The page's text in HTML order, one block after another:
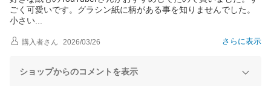
ごく可愛いです。グラシン紙に柄がある事を知りませんでした。
小さ い
さらに表示
購入者さん 2026/03/26
ショップからのコメントを表示